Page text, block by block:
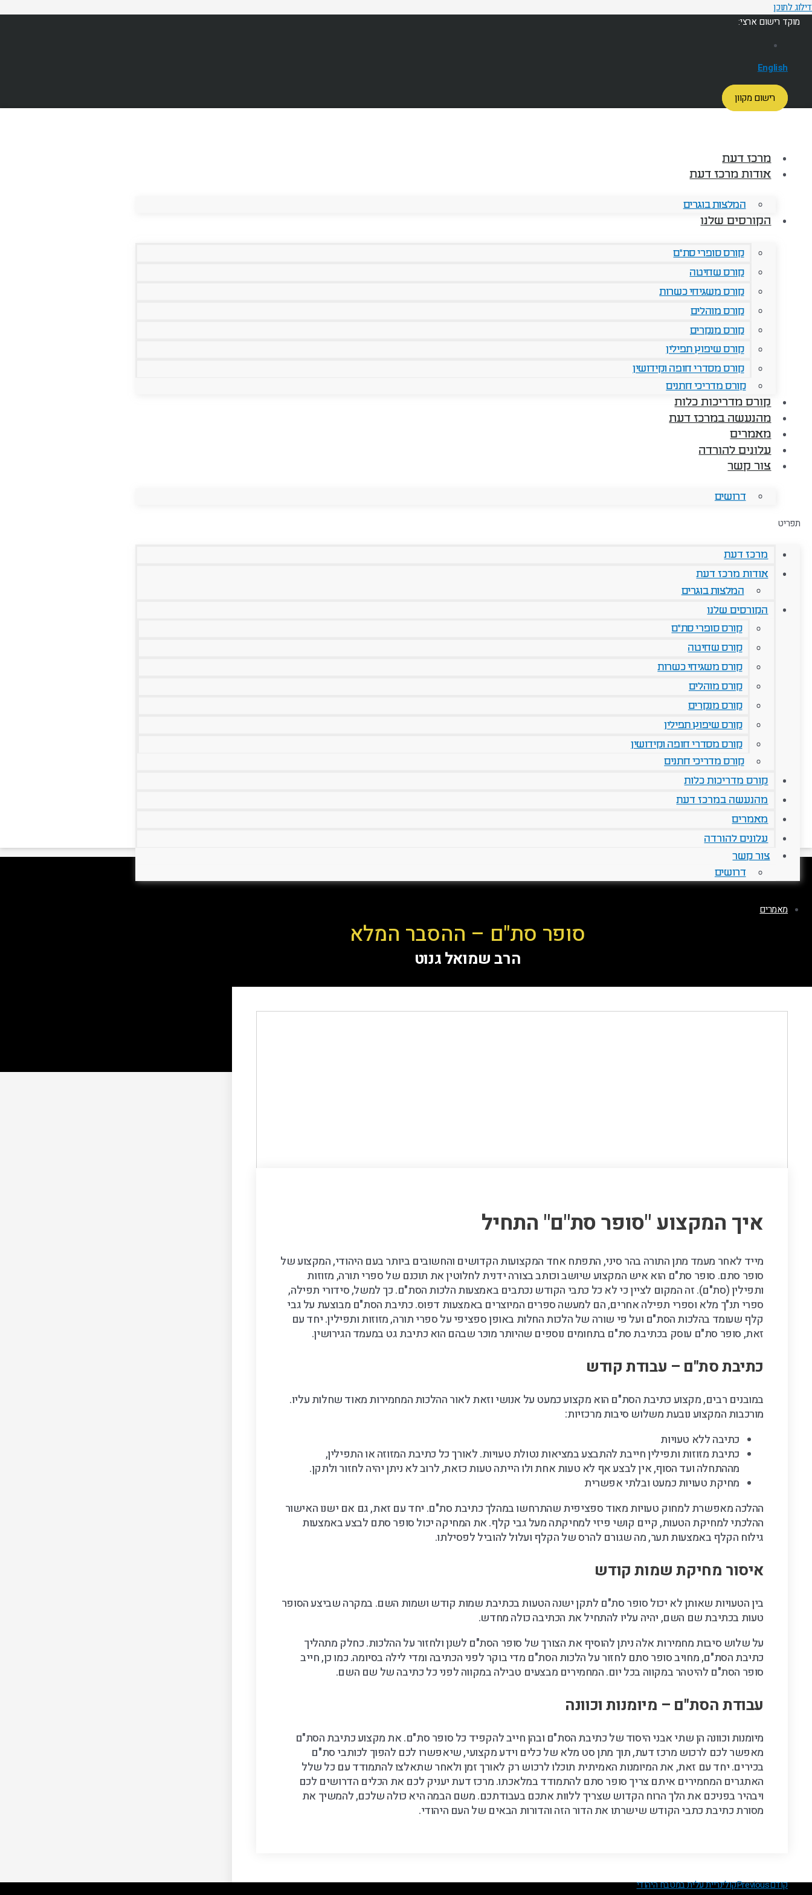
דילוג לתוכן
מוקד רישום ארצי:
English
רישום מקוון
מרכז דעת
אודות מרכז דעת
המלצות בוגרים
הקורסים שלנו
קורס סופרי סת"ם
קורס שחיטה
קורס משגיחי כשרות
קורס מוהלים
קורס מנקרים
קורס שיפוץ תפילין
קורס מסדרי חופה וקידושין
קורס מדריכי חתנים
קורס מדריכות כלות
מהנעשה במרכז דעת
מאמרים
עלונים להורדה
צור קשר
דרושים
תפריט
מרכז דעת
אודות מרכז דעת
המלצות בוגרים
הקורסים שלנו
קורס סופרי סת"ם
קורס שחיטה
קורס משגיחי כשרות
קורס מוהלים
קורס מנקרים
קורס שיפוץ תפילין
קורס מסדרי חופה וקידושין
קורס מדריכי חתנים
קורס מדריכות כלות
מהנעשה במרכז דעת
מאמרים
עלונים להורדה
צור קשר
דרושים
מאמרים
סופר סת"ם – ההסבר המלא
הרב שמואל גנוט
איך המקצוע "סופר סת"ם" התחיל
מייד לאחר מעמד מתן התורה בהר סיני, התפתח אחד המקצועות הקדושים והחשובים ביותר בעם היהודי, המקצוע של
סופר סתם. סופר סת"ם הוא איש המקצוע שיושב וכותב בצורה ידנית לחלוטין את תוכנם של ספרי תורה, מזוזות
ותפילין (סת"ם). זה המקום לציין כי לא כל כתבי הקודש נכתבים באמצעות הלכות הסת"ם. כך למשל, סידורי תפילה,
ספרי תנ"ך מלא וספרי תפילה אחרים, הם למעשה ספרים המיוצרים באמצעות דפוס. כתיבת הסת"ם מבוצעת על גבי
קלף שעומד בהלכות הסת"ם ועל פי שורה של הלכות החלות באופן ספציפי על ספרי תורה, מזוזות ותפילין. יחד עם
זאת, סופר סת"ם עוסק בכתיבת סת"ם בתחומים נוספים שהיותר מוכר שבהם הוא כתיבת גט במעמד הגירושין.
כתיבת סת"ם – עבודת קודש
במובנים רבים, מקצוע כתיבת הסת"ם הוא מקצוע כמעט על אנושי וזאת לאור ההלכות המחמירות מאוד שחלות עליו.
מורכבות המקצוע נובעת משלוש סיבות מרכזיות:
כתיבה ללא טעויות
כתיבת מזוזות ותפילין חייבת להתבצע במציאות נטולת טעויות. לאורך כל כתיבת המזוזה או התפילין,
מההתחלה ועד הסוף, אין לבצע אף לא טעות אחת ולו הייתה טעות כזאת, לרוב לא ניתן יהיה לחזור ולתקן.
מחיקת טעויות כמעט ובלתי אפשרית
ההלכה מאפשרת למחוק טעויות מאוד ספציפית שהתרחשו במהלך כתיבת סת"ם. יחד עם זאת, גם אם ישנו האישור
ההלכתי למחיקת הטעות, קיים קושי פיזי למחיקתה מעל גבי קלף. את המחיקה יכול סופר סתם לבצע באמצעות
גילוח הקלף באמצעות תער, מה שגורם להרס של הקלף ועלול להוביל לפסילתו.
איסור מחיקת שמות קודש
בין הטעויות שאותן לא יכול סופר סת"ם לתקן ישנה הטעות בכתיבת שמות קודש ושמות השם. במקרה שביצע הסופר
טעות בכתיבת שם השם, יהיה עליו להתחיל את הכתיבה כולה מחדש.
על שלוש סיבות מחמירות אלה ניתן להוסיף את הצורך של סופר הסת"ם לשנן ולחזור על ההלכות. כחלק מתהליך
כתיבת הסת"ם, מחויב סופר סתם לחזור על הלכות הסת"ם מדי בוקר לפני הכתיבה ומדי לילה בסיומה. כמו כן, חייב
סופר הסת"ם להיטהר במקווה בכל יום. המחמירים מבצעים טבילה במקווה לפני כל כתיבה של שם השם.
עבודת הסת"ם – מיומנות וכוונה
מיומנות וכוונה הן שתי אבני היסוד של כתיבת הסת"ם ובהן חייב להקפיד כל סופר סת"ם. את מקצוע כתיבת הסת"ם
מאפשר לכם לרכוש מרכז דעת, תוך מתן סט מלא של כלים וידע מקצועי, שיאפשרו לכם להפוך לכותבי סת"ם
בכירים. יחד עם זאת, את המיומנות האמיתית תוכלו לרכוש רק לאורך זמן ולאחר שתאלצו להתמודד עם כל שלל
האתגרים המחמירים איתם צריך סופר סתם להתמודד במלאכתו. מרכז דעת יעניק לכם את הכלים הדרושים לכם
ויבהיר בפניכם את הלך הרוח הקדוש שצריך ללוות אתכם בעבודתכם. משם הבמה היא כולה שלכם, להמשיך את
מסורת כתיבת כתבי הקודש שישרתו את הדור הזה והדורות הבאים של העם היהודי.
קודםPreviousקולינריית עלית במטבח היהודי